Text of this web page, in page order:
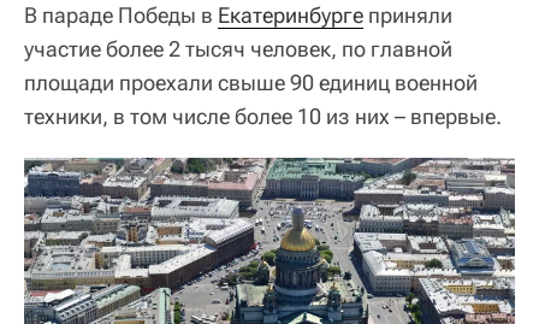
В параде Победы в Екатеринбурге приняли
участие более 2 тысяч человек, по главной
площади проехали свыше 90 единиц военной
техники, в том числе более 10 из них – впервые.